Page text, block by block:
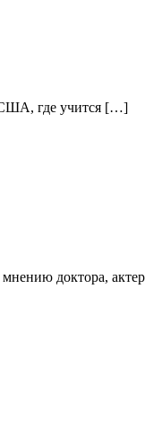
США, где учится […]
доктора, актер